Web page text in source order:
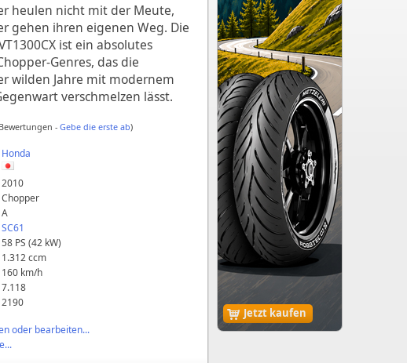
Jetzt kaufen
heulen nicht mit der Meute,
gehen ihren eigenen Weg. Die
ist ein absolutes
Genres, das die
wilden Jahre mit modernem
verschmelzen lässt.
- Gebe die erste ab)
Honda
2010
Chopper
A
SC61
58 PS (42 kW)
1.312 ccm
160 km/h
7.118
2190
oder bearbeiten...